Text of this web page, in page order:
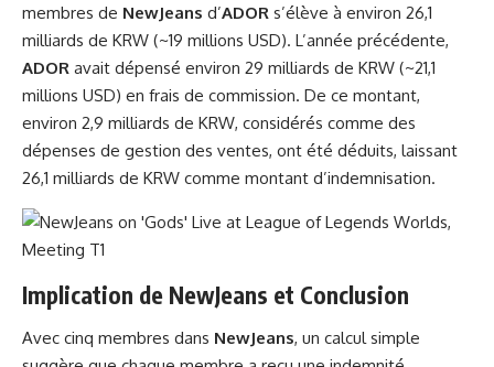
membres de NewJeans d’ADOR s’élève à environ 26,1
milliards de KRW (~19 millions USD). L’année précédente,
ADOR avait dépensé environ 29 milliards de KRW (~21,1
millions USD) en frais de commission. De ce montant,
environ 2,9 milliards de KRW, considérés comme des
dépenses de gestion des ventes, ont été déduits, laissant
26,1 milliards de KRW comme montant d’indemnisation.
Implication de NewJeans et Conclusion
Avec cinq membres dans NewJeans, un calcul simple